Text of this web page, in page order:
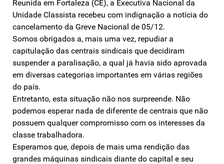
Reunida em Fortaleza (CE), a Executiva Nacional da
Unidade Classista recebeu com indignação a notícia do
cancelamento da Greve Nacional de 05/12.
Somos obrigados a, mais uma vez, repudiar a
capitulação das centrais sindicais que decidiram
suspender a paralisação, a qual já havia sido aprovada
em diversas categorias importantes em várias regiões
do país.
Entretanto, esta situação não nos surpreende. Não
podemos esperar nada de diferente de centrais que não
possuem qualquer compromisso com os interesses da
classe trabalhadora.
Esperamos que, depois de mais uma rendição das
grandes máquinas sindicais diante do capital e seu